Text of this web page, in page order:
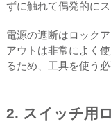
ずに触れて偶発的に
電源の遮断はロック
アウトは非常によく
るため、工具を使う
2. スイッチ用